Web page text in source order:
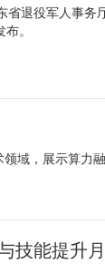
省退役军人事务
。
域，展示算力
技能提升